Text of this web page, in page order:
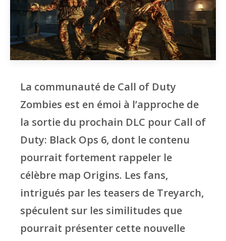
La communauté de Call of Duty
Zombies est en émoi à l’approche de
la sortie du prochain DLC pour Call of
Duty: Black Ops 6, dont le contenu
pourrait fortement rappeler le
célèbre map Origins. Les fans,
intrigués par les teasers de Treyarch,
spéculent sur les similitudes que
pourrait présenter cette nouvelle